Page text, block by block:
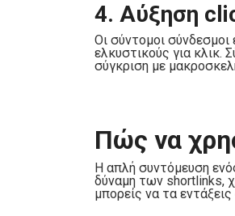
4. Αύξηση
Οι σύντομοι σύνδεσμοι
ελκυστικούς για κλικ.
σύγκριση με
Πώς να
Η απλή συντόμευση
δύναμη των shortlinks,
μπορείς να τα